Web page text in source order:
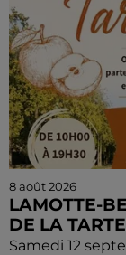
8 août 2026
LAMOTTE-
DE LA
Samedi 12